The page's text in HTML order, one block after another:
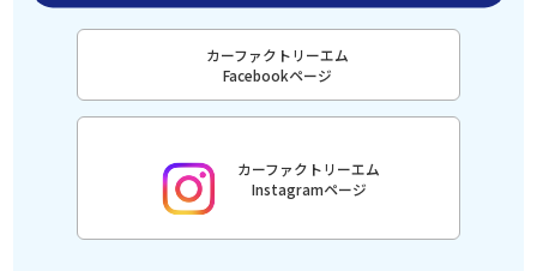
カーファクトリーエム
Facebookページ
カーファクトリーエム
Instagramページ